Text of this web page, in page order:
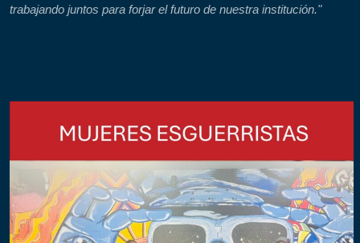
trabajando juntos para forjar el futuro de nuestra institución."